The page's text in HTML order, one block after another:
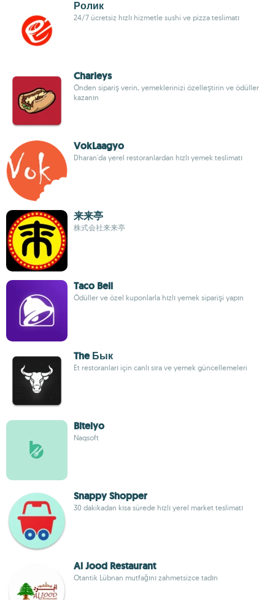
Ролик
24/7 ücretsiz hızlı hizmetle sushi ve pizza teslimatı
Charleys
Önden sipariş verin, yemeklerinizi özelleştirin ve ödüller
kazanın
VokLaagyo
Dharan'da yerel restoranlardan hızlı yemek teslimatı
来来亭
株式会社来来亭
Taco Bell
Ödüller ve özel kuponlarla hızlı yemek siparişi yapın
The Бык
Et restoranları için canlı sıra ve yemek güncellemeleri
Bitelyo
Naqsoft
Snappy Shopper
30 dakikadan kısa sürede hızlı yerel market teslimatı
Al Jood Restaurant
Otantik Lübnan mutfağını zahmetsizce tadın